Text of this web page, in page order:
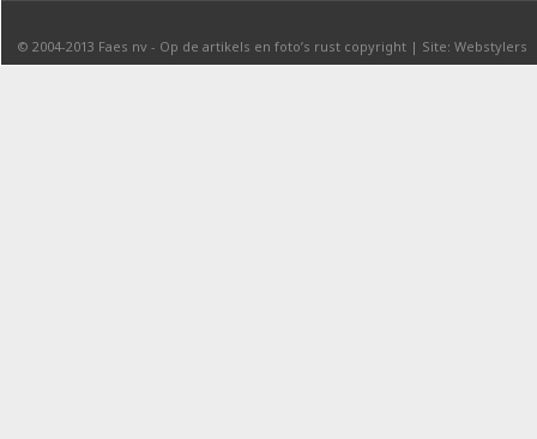
© 2004-2013 Faes nv - Op de artikels en foto’s rust copyright | Site: Webstylers